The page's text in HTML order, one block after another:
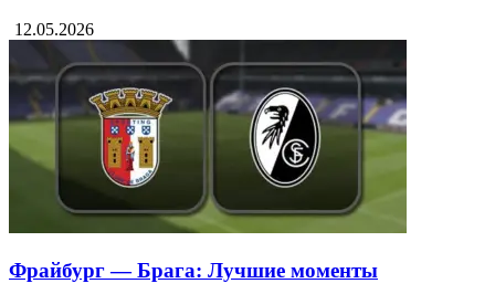
12.05.2026
Фрайбург — Брага: Лучшие моменты